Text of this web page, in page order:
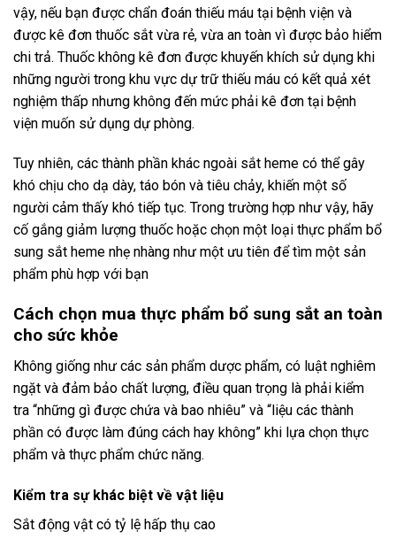
vậy, nếu bạn được chẩn đoán thiếu máu tại bệnh viện và
được kê đơn thuốc sắt vừa rẻ, vừa an toàn vì được bảo hiểm
chi trả. Thuốc không kê đơn được khuyến khích sử dụng khi
những người trong khu vực dự trữ thiếu máu có kết quả xét
nghiệm thấp nhưng không đến mức phải kê đơn tại bệnh
viện muốn sử dụng dự phòng.
Tuy nhiên, các thành phần khác ngoài sắt heme có thể gây
khó chịu cho dạ dày, táo bón và tiêu chảy, khiến một số
người cảm thấy khó tiếp tục. Trong trường hợp như vậy, hãy
cố gắng giảm lượng thuốc hoặc chọn một loại thực phẩm bổ
sung sắt heme nhẹ nhàng như một ưu tiên để tìm một sản
phẩm phù hợp với bạn
Cách chọn mua thực phẩm bổ sung sắt an toàn
cho sức khỏe
Không giống như các sản phẩm dược phẩm, có luật nghiêm
ngặt và đảm bảo chất lượng, điều quan trọng là phải kiểm
tra “những gì được chứa và bao nhiêu” và “liệu các thành
phần có được làm đúng cách hay không” khi lựa chọn thực
phẩm và thực phẩm chức năng.
Kiểm tra sự khác biệt về vật liệu
Sắt động vật có tỷ lệ hấp thụ cao